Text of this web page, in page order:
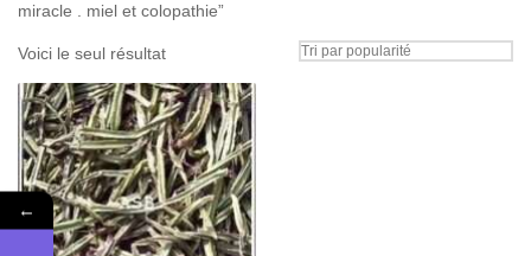
miracle . miel et colopathie”
Voici le seul résultat
←